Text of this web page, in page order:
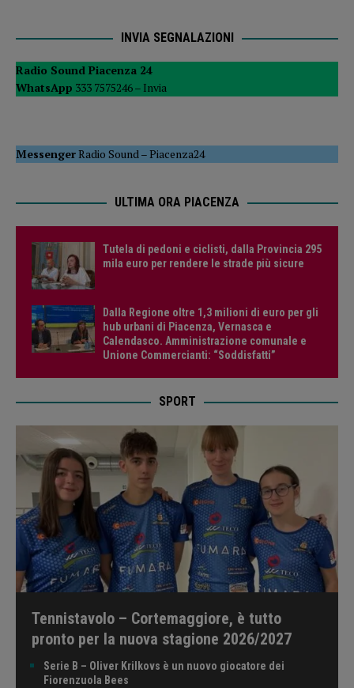
INVIA SEGNALAZIONI
Radio Sound Piacenza 24
WhatsApp 333 7575246 – Invia
MessengerRadio Sound–Piacenza24
ULTIMA ORA PIACENZA
Tutela di pedoni e ciclisti, dalla Provincia 295
mila euro per rendere le strade più sicure
Dalla Regione oltre 1,3 milioni di euro per gli
hub urbani di Piacenza, Vernasca e
Calendasco. Amministrazione comunale e
Unione Commercianti: “Soddisfatti”
SPORT
Tennistavolo – Cortemaggiore, è tutto
pronto per la nuova stagione 2026/2027
Serie B – Oliver Krilkovs è un nuovo giocatore dei
Fiorenzuola Bees